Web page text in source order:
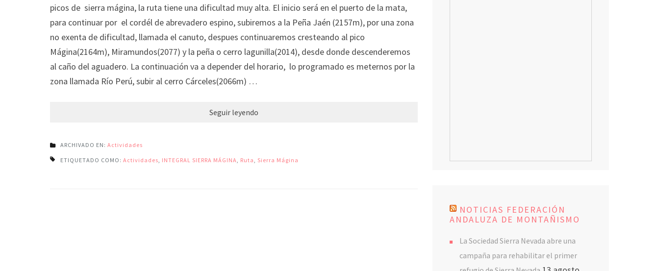
picos de sierra mágina, la ruta tiene una dificultad muy alta. El inicio será en el puerto de la mata,
para continuar por el cordél de abrevadero espino, subiremos a la Peña Jaén (2157m), por una zona
no exenta de dificultad, llamada el canuto, despues continuaremos cresteando al pico
Mágina(2164m), Miramundos(2077) y la peña o cerro lagunilla(2014), desde donde descenderemos
al caño del aguadero. La continuación va a depender del horario, lo programado es meternos por la
zona llamada Río Perú, subir al cerro Cárceles(2066m) …
Seguir leyendo
ARCHIVADO EN: Actividades
ETIQUETADO COMO: Actividades, INTEGRAL SIERRA MÁGINA, Ruta, Sierra Mágina
NOTICIAS FEDERACIÓN
ANDALUZA DE MONTAÑISMO
La Sociedad Sierra Nevada abre una
campaña para rehabilitar el primer